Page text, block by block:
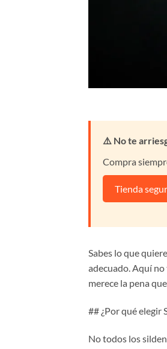
⚠️ No te
Compra
Tienda
Sabes lo que
adecuado. Aquí
merece la pena
## ¿Por qué elegir
No todos los